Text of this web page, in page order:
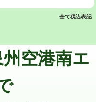
11,000円~
66,000円
+3,300円
全て税込表記
空港南エ